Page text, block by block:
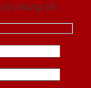
chúng tôi